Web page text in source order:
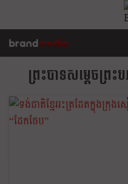
ព្រះបាទសម្តេចព្រ